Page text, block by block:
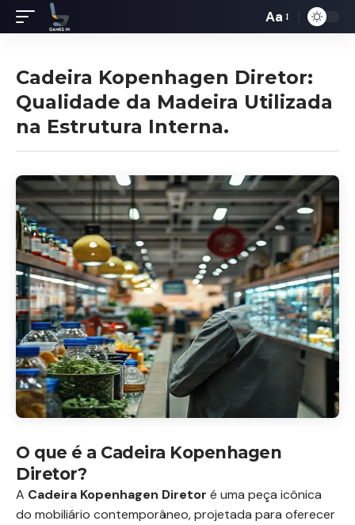
fontes
Aa
Cadeira Kopenhagen Diretor:
Qualidade da Madeira Utilizada
na Estrutura Interna.
O que é a Cadeira Kopenhagen
Diretor?
A Cadeira Kopenhagen Diretor é uma peça icônica
do mobiliário contemporâneo, projetada para oferecer